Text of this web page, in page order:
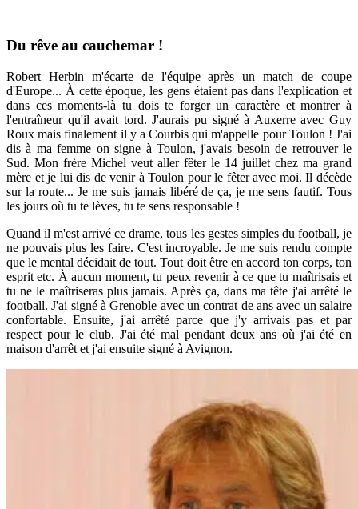
Du rêve au cauchemar !
Robert Herbin m'écarte de l'équipe après un match de coupe
d'Europe... À cette époque, les gens étaient pas dans l'explication et
dans ces moments-là tu dois te forger un caractère et montrer à
l'entraîneur qu'il avait tord. J'aurais pu signé à Auxerre avec Guy
Roux mais finalement il y a Courbis qui m'appelle pour Toulon ! J'ai
dis à ma femme on signe à Toulon, j'avais besoin de retrouver le
Sud. Mon frère Michel veut aller fêter le 14 juillet chez ma grand
mère et je lui dis de venir à Toulon pour le fêter avec moi. Il décède
sur la route... Je me suis jamais libéré de ça, je me sens fautif. Tous
les jours où tu te lèves, tu te sens responsable !
Quand il m'est arrivé ce drame, tous les gestes simples du football, je
ne pouvais plus les faire. C'est incroyable. Je me suis rendu compte
que le mental décidait de tout. Tout doit être en accord ton corps, ton
esprit etc. À aucun moment, tu peux revenir à ce que tu maîtrisais et
tu ne le maîtriseras plus jamais. Après ça, dans ma tête j'ai arrêté le
football. J'ai signé à Grenoble avec un contrat de ans avec un salaire
confortable. Ensuite, j'ai arrêté parce que j'y arrivais pas et par
respect pour le club. J'ai été mal pendant deux ans où j'ai été en
maison d'arrêt et j'ai ensuite signé à Avignon.